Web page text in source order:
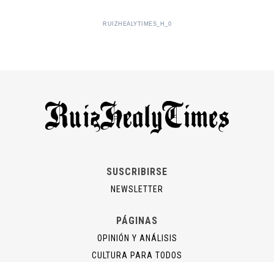
RUIZHEALYTIMES_H_0
SUSCRIBIRSE
NEWSLETTER
PÁGINAS
OPINIÓN Y ANÁLISIS
CULTURA PARA TODOS